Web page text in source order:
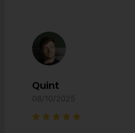
Quint
08/10/2025